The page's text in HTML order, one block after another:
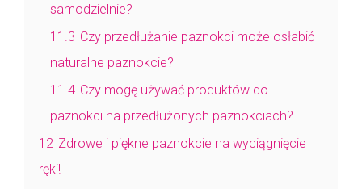
samodzielnie?
11.3 Czy przedłużanie paznokci może osłabić
naturalne paznokcie?
11.4 Czy mogę używać produktów do
paznokci na przedłużonych paznokciach?
12 Zdrowe i piękne paznokcie na wyciągnięcie
ręki!